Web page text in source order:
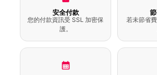
安全付款
您的付款資訊受 SSL 加密保
護。
若未節省